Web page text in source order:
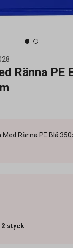
Ränna PE
styck